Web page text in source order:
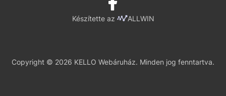
Készítette az ALLWIN
Copyright © 2026 KELLO Webáruház. Minden jog fenntartva.